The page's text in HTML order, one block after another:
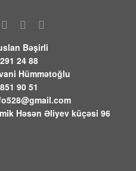
Azərbaycan
qənaətindədir”
9
PUA ilə göndərilən
istəyərkən saxlanildilar -
Bəşirli
24 88
Hümmətoğlu
90 51
Həsən Əliyev küçəsi 96